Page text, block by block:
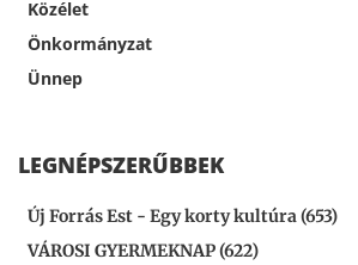
Közélet
Önkormányzat
Ünnep
LEGNÉPSZERŰBBEK
Új Forrás Est - Egy korty kultúra (653)
VÁROSI GYERMEKNAP (622)